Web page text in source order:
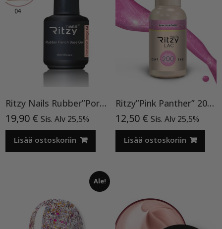
Ritzy Nails Rubber”Porcelain Beige” 04,15ml
19,90 € Sis. Alv 25,5%
Lisää ostoskoriin
Ritzy”Pink Panther” 200, Cat Eye
12,50 € Sis. Alv 25,5%
Lisää ostoskoriin
Ale!